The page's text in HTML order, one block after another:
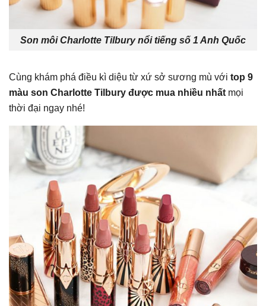
Son môi Charlotte Tilbury nổi tiếng số 1 Anh Quốc
Cùng khám phá điều kì diệu từ xứ sở sương mù với top 9
màu son Charlotte Tilbury được mua nhiều nhất mọi
thời đại ngay nhé!